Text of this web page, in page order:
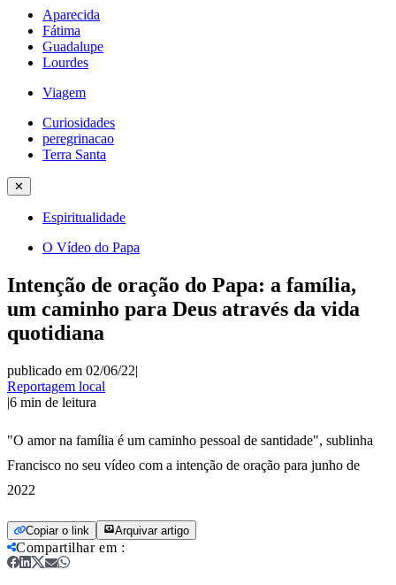
Aparecida
Fátima
Guadalupe
Lourdes
Viagem
Curiosidades
peregrinacao
Terra Santa
✕
Espiritualidade
O Vídeo do Papa
Intenção de oração do Papa: a família,
um caminho para Deus através da vida
quotidiana
publicado em 02/06/22|
Reportagem local
|6 min de leitura
"O amor na família é um caminho pessoal de santidade", sublinha
Francisco no seu vídeo com a intenção de oração para junho de
2022
Copiar o link Arquivar artigo
Compartilhar em :